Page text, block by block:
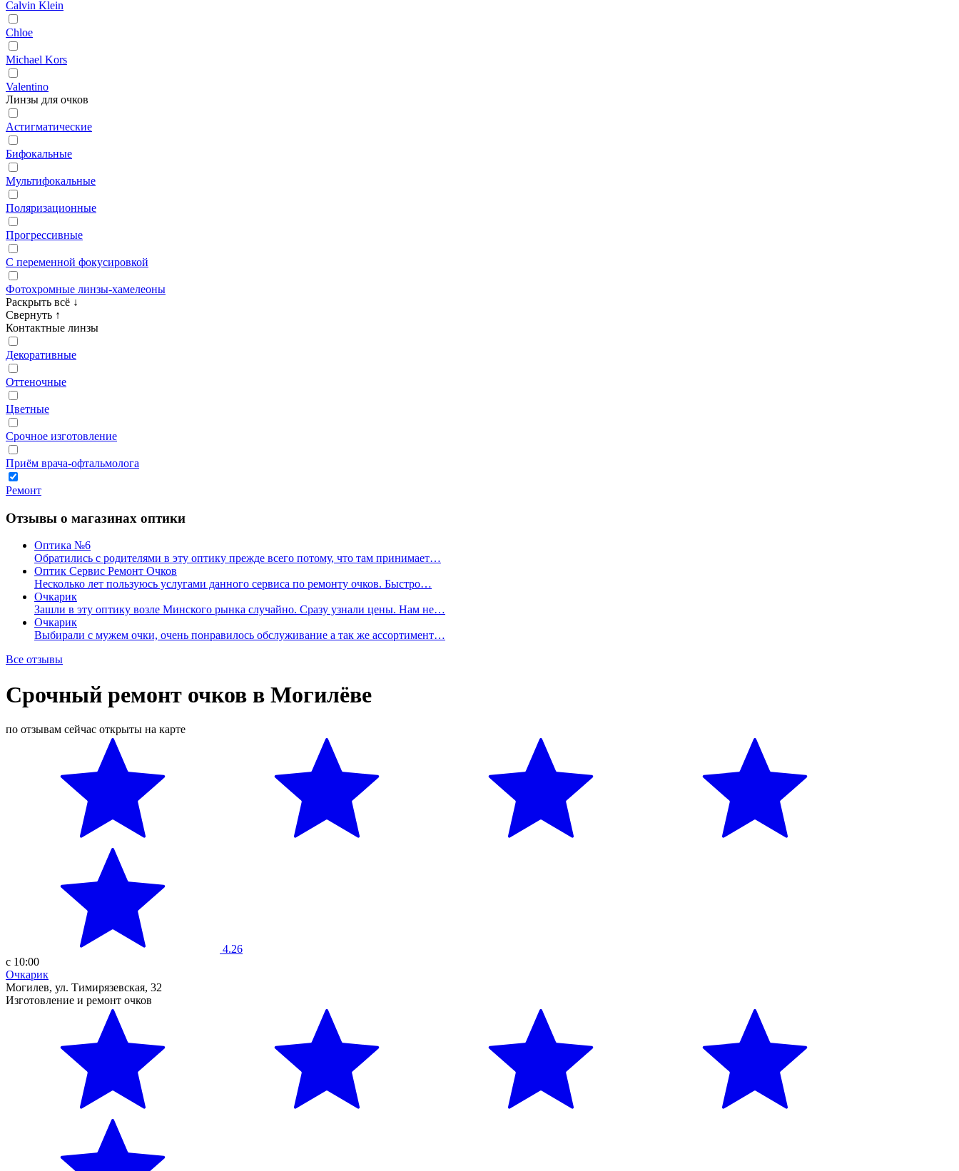
Calvin Klein
Chloe
Michael Kors
Valentino
Линзы для очков
Астигматические
Бифокальные
Мультифокальные
Поляризационные
Прогрессивные
С переменной фокусировкой
Фотохромные линзы‑хамелеоны
Раскрыть всё ↓
Свернуть ↑
Контактные линзы
Декоративные
Оттеночные
Цветные
Срочное изготовление
Приём врача‑офтальмолога
Ремонт
Отзывы о магазинах оптики
Оптика №6
Обратились с родителями в эту оптику прежде всего потому, что там принимает…
Оптик Сервис Ремонт Очков
Несколько лет пользуюсь услугами данного сервиса по ремонту очков. Быстро…
Очкарик
Зашли в эту оптику возле Минского рынка случайно. Сразу узнали цены. Нам не…
Очкарик
Выбирали с мужем очки, очень понравилось обслуживание а так же ассортимент…
Все отзывы
Срочный ремонт очков в Могилёве
по отзывам сейчас открыты на карте
4.26
с 10:00
Очкарик
Могилев, ул. Тимирязевская, 32
Изготовление и ремонт очков